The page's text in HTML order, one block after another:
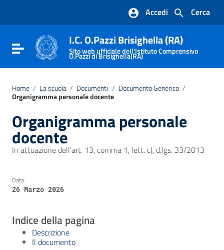
Vai al footer
Cerca
Accedi
Attiva / disattiva la navigazione
I.C. O.Pazzi Brisighella (RA)
Sito web ufficiale dell'Istituto Comprensivo
O.Pazzi di Brisighella(RA)
Home / La scuola / Documenti / Documento Generico /
Organigramma personale docente
Organigramma personale
docente
In attuazione dell'art. 13, comma 1, lett. c), d.lgs. 33/2013
Data:
26 Marzo 2026
Indice della pagina
Descrizione
Il documento